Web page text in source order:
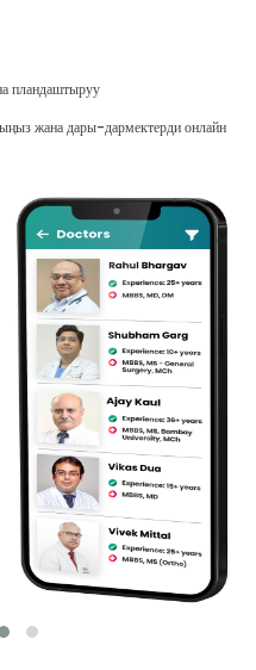
пландаштыруу
жана дары-дармектерди онлайн